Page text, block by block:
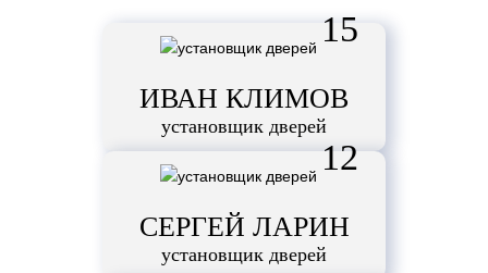
ИВАН КЛИМОВ
установщик дверей
15
СЕРГЕЙ ЛАРИН
установщик дверей
12